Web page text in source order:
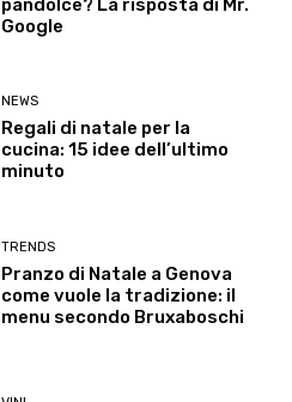
pandolce? La risposta di Mr.
Google
NEWS
Regali di natale per la
cucina: 15 idee dell’ultimo
minuto
TRENDS
Pranzo di Natale a Genova
come vuole la tradizione: il
menu secondo Bruxaboschi